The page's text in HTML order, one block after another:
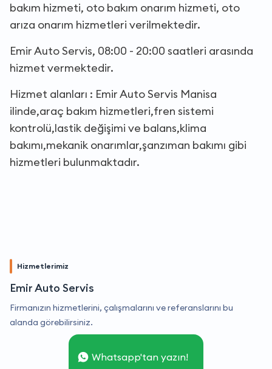
bakım hizmeti, oto bakım onarım hizmeti, oto
arıza onarım hizmetleri verilmektedir.
Emir Auto Servis, 08:00 - 20:00 saatleri arasında
hizmet vermektedir.
Hizmet alanları : Emir Auto Servis Manisa
ilinde,araç bakım hizmetleri,fren sistemi
kontrolü,lastik değişimi ve balans,klima
bakımı,mekanik onarımlar,şanzıman bakımı gibi
hizmetleri bulunmaktadır.
Hizmetlerimiz
Emir Auto Servis
Firmanızın hizmetlerini, çalışmalarını ve referanslarını bu
alanda görebilirsiniz.
Whatsapp'tan yazın!